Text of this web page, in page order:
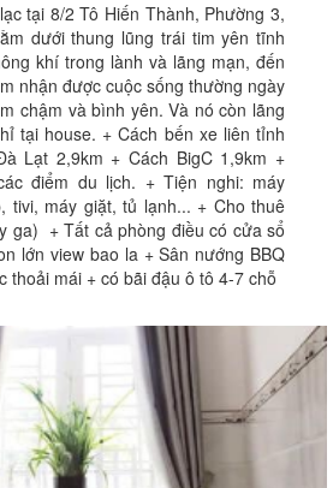
tại 8/2 Tô Hiến Thành, Phường 3,
dưới thung lũng trái tim yên tĩnh
khí trong lành và lãng mạn, đến
nhận được cuộc sống thường ngày
chậm và bình yên. Và nó còn lãng
tại house. + Cách bến xe liên tỉnh
Lạt 2,9km + Cách BigC 1,9km +
điểm du lịch. + Tiện nghi: máy
tivi, máy giặt, tủ lạnh... + Cho thuê
ga) + Tất cả phòng điều có cửa sổ
lớn view bao la + Sân nướng BBQ
thoải mái + có bãi đậu ô tô 4-7 chỗ